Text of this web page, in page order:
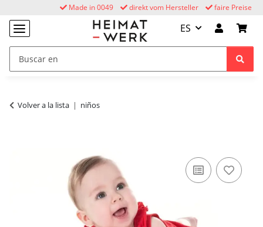
faire Preise
direkt vom Hersteller
Made in 0049
ES
Volver a la lista niños